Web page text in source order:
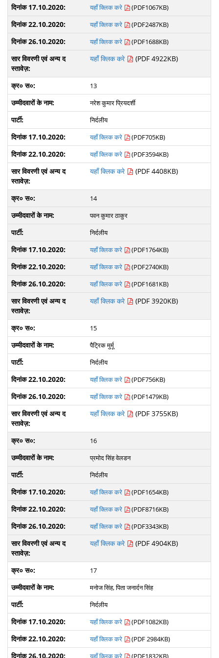
यहाँ क्लिक करे
(PDF1067KB)
यहाँ क्लिक करे
(PDF2487KB)
यहाँ क्लिक करे
(PDF1688KB)
यहाँ क्लिक करे (PDF 4922KB)
13
नरेश कुमार प्रियदर्शी
निर्दलीय
यहाँ क्लिक करे
(PDF705KB)
यहाँ क्लिक करे
(PDF3594KB)
यहाँ क्लिक करे (PDF 4408KB)
14
पवन कुमार ठाकुर
निर्दलीय
यहाँ क्लिक करे
(PDF1764KB)
यहाँ क्लिक करे
(PDF2740KB)
यहाँ क्लिक करे
(PDF1681KB)
यहाँ क्लिक करे (PDF 3920KB)
15
पैट्रिक मुर्मू
निर्दलीय
यहाँ क्लिक करे
(PDF756KB)
यहाँ क्लिक करे
(PDF1479KB)
यहाँ क्लिक करे (PDF 3755KB)
16
प्रमोद सिंह वेलडन
निर्दलीय
यहाँ क्लिक करे
(PDF1654KB)
यहाँ क्लिक करे
(PDF8716KB)
यहाँ क्लिक करे
(PDF3343KB)
यहाँ क्लिक करे (PDF 4904KB)
17
मनोज सिंह, पिता जनार्दन सिंह
निर्दलीय
यहाँ क्लिक करे
(PDF1082KB)
यहाँ क्लिक करे
(PDF 2984KB)
यहाँ क्लिक करे
(PDF1832KB)